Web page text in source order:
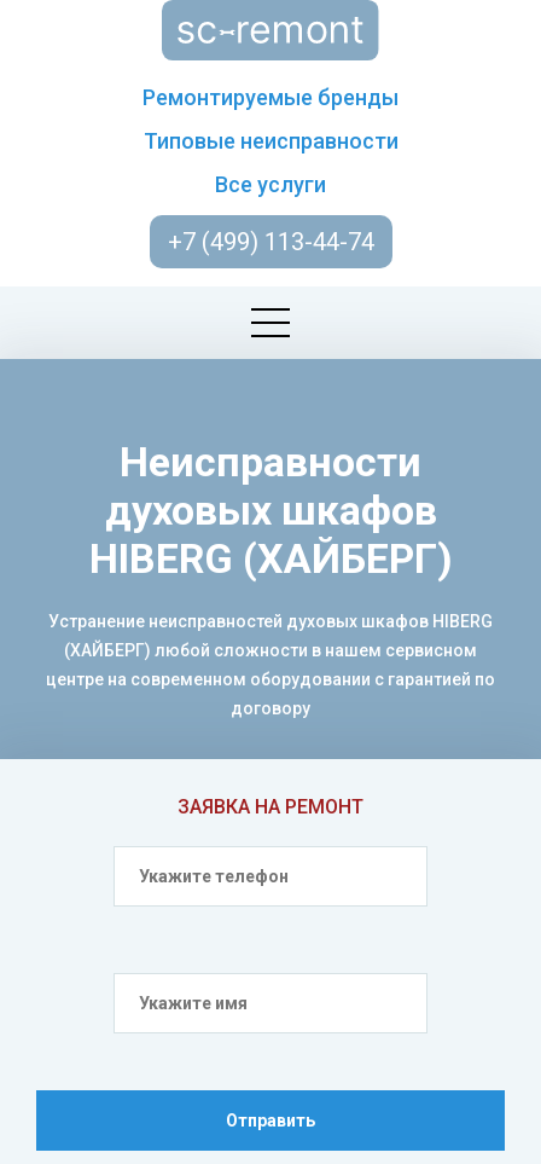
Ремонтируемые бренды
Типовые неисправности
Все услуги
+7 (499) 113-44-74
ЗАЯВКА НА РЕМОНТ
Отправить
Неисправности
духовых шкафов
HIBERG (ХАЙБЕРГ)
Устранение неисправностей духовых шкафов HIBERG
(ХАЙБЕРГ) любой сложности в нашем сервисном
центре на современном оборудовании с гарантией по
договору